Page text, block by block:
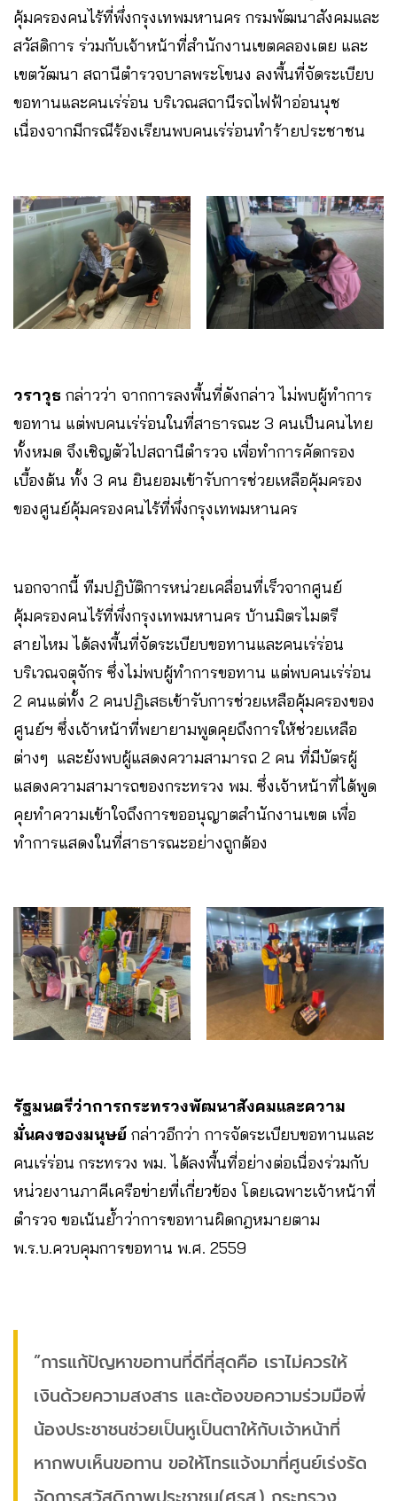
คุ้มครองคนไร้ที่พึ่งกรุงเทพมหานคร กรมพัฒนาสังคมและ
สวัสดิการ ร่วมกับเจ้าหน้าที่สำนักงานเขตคลองเตย และ
เขตวัฒนา สถานีตำรวจบาลพระโขนง ลงพื้นที่จัดระเบียบ
ขอทานและคนเร่ร่อน บริเวณสถานีรถไฟฟ้าอ่อนนุช
เนื่องจากมีกรณีร้องเรียนพบคนเร่ร่อนทำร้ายประชาชน
วราวุธ กล่าวว่า จากการลงพื้นที่ดังกล่าว ไม่พบผู้ทำการ
ขอทาน แต่พบคนเร่ร่อนในที่สาธารณะ 3 คนเป็นคนไทย
ทั้งหมด จึงเชิญตัวไปสถานีตำรวจ เพื่อทำการคัดกรอง
เบื้องต้น ทั้ง 3 คน ยินยอมเข้ารับการช่วยเหลือคุ้มครอง
ของศูนย์คุ้มครองคนไร้ที่พึ่งกรุงเทพมหานคร
นอกจากนี้ ทีมปฏิบัติการหน่วยเคลื่อนที่เร็วจากศูนย์
คุ้มครองคนไร้ที่พึ่งกรุงเทพมหานคร บ้านมิตรไมตรี
สายไหม ได้ลงพื้นที่จัดระเบียบขอทานและคนเร่ร่อน
บริเวณจตุจักร ซึ่งไม่พบผู้ทำการขอทาน แต่พบคนเร่ร่อน
2 คนแต่ทั้ง 2 คนปฏิเสธเข้ารับการช่วยเหลือคุ้มครองของ
ศูนย์ฯ ซึ่งเจ้าหน้าที่พยายามพูดคุยถึงการให้ช่วยเหลือ
ต่างๆ และยังพบผู้แสดงความสามารถ 2 คน ที่มีบัตรผู้
แสดงความสามารถของกระทรวง พม. ซึ่งเจ้าหน้าที่ได้พูด
คุยทำความเข้าใจถึงการขออนุญาตสำนักงานเขต เพื่อ
ทำการแสดงในที่สาธารณะอย่างถูกต้อง
รัฐมนตรีว่าการกระทรวงพัฒนาสังคมและความ
มั่นคงของมนุษย์ กล่าวอีกว่า การจัดระเบียบขอทานและ
คนเร่ร่อน กระทรวง พม. ได้ลงพื้นที่อย่างต่อเนื่องร่วมกับ
หน่วยงานภาคีเครือข่ายที่เกี่ยวข้อง โดยเฉพาะเจ้าหน้าที่
ตำรวจ ขอเน้นย้ำว่าการขอทานผิดกฎหมายตาม
พ.ร.บ.ควบคุมการขอทาน พ.ศ. 2559
”การแก้ปัญหาขอทานที่ดีที่สุดคือ เราไม่ควรให้
เงินด้วยความสงสาร และต้องขอความร่วมมือพี่
น้องประชาชนช่วยเป็นหูเป็นตาให้กับเจ้าหน้าที่
หากพบเห็นขอทาน ขอให้โทรแจ้งมาที่ศูนย์เร่งรัด